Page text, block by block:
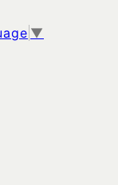
▼